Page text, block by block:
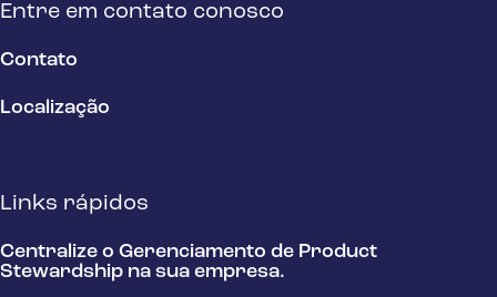
Entre em contato conosco
Contato
Localização
Links rápidos
Centralize o Gerenciamento de Product
Stewardship na sua empresa.